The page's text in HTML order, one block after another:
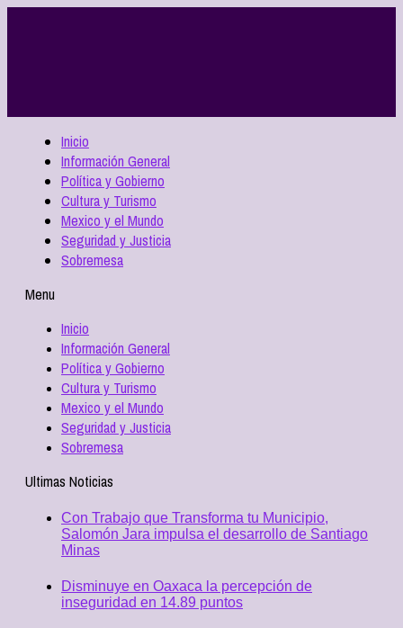
Inicio
Información General
Política y Gobierno
Cultura y Turismo
Mexico y el Mundo
Seguridad y Justicia
Sobremesa
Menu
Inicio
Información General
Política y Gobierno
Cultura y Turismo
Mexico y el Mundo
Seguridad y Justicia
Sobremesa
Ultimas Noticias
Con Trabajo que Transforma tu Municipio,
Salomón Jara impulsa el desarrollo de Santiago
Minas
Disminuye en Oaxaca la percepción de
inseguridad en 14.89 puntos